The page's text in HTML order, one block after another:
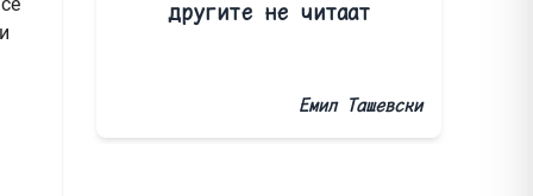
другите не читаат
Емил Ташевски